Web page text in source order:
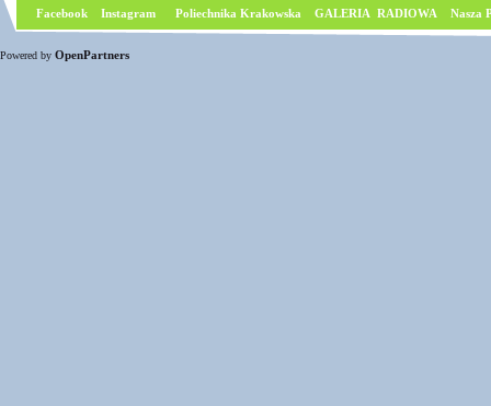
Facebook Instagram Poliechnika Krakowska GALERIA RADIOWA Nasza
Powered by OpenPartners